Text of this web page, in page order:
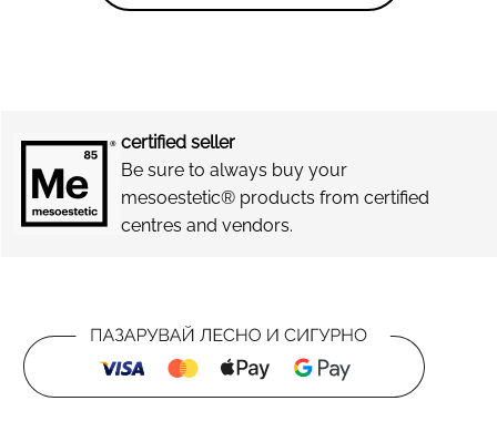
certified seller
Be sure to always buy your
mesoestetic® products from certified
centres and vendors.